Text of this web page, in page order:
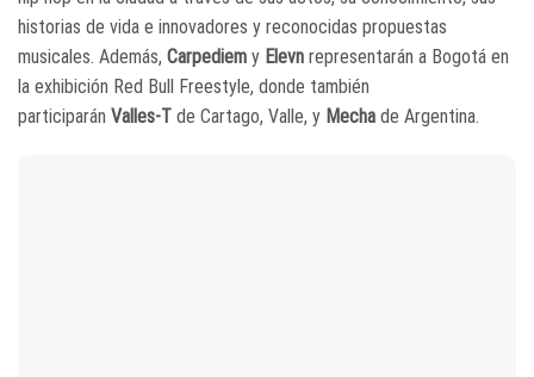
historias de vida e innovadores y reconocidas propuestas
musicales. Además, Carpediem y Elevn representarán a Bogotá en
la exhibición Red Bull Freestyle, donde también
participarán Valles-T de Cartago, Valle, y Mecha de Argentina.